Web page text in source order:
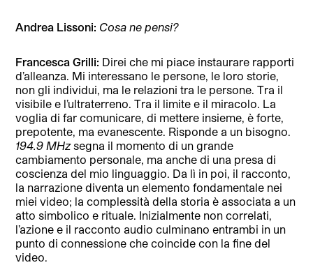
Andrea Lissoni: Cosa ne pensi?
Francesca Grilli: Direi che mi piace instaurare rapporti
d’alleanza. Mi interessano le persone, le loro storie,
non gli individui, ma le relazioni tra le persone. Tra il
visibile e l’ultraterreno. Tra il limite e il miracolo. La
voglia di far comunicare, di mettere insieme, è forte,
prepotente, ma evanescente. Risponde a un bisogno.
194.9 MHzsegna il momento di un grande
cambiamento personale, ma anche di una presa di
coscienza del mio linguaggio. Da lì in poi, il racconto,
la narrazione diventa un elemento fondamentale nei
miei video; la complessità della storia è associata a un
atto simbolico e rituale. Inizialmente non correlati,
l’azione e il racconto audio culminano entrambi in un
punto di connessione che coincide con la fine del
video.